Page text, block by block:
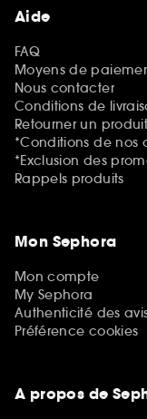
Aide
FAQ
Moyens de
Nous contacter
Conditions de
Retourner un produit
*Conditions de nos
*Exclusion des
Rappels produits
Mon Sephora
Mon compte
My Sephora
Authenticité des
Préférence cookies
A propos de